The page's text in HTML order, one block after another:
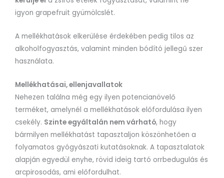
igyon grapefruit gyümölcslét.
A mellékhatások elkerülése érdekében pedig tilos az
alkoholfogyasztás, valamint minden bódító jellegű szer
használata.
Mellékhatásai, ellenjavallatok
Nehezen találna még egy ilyen potencianövelő
terméket, amelynél a mellékhatások előfordulása ilyen
csekély. Szinte egyáltalán nem várható, hogy
bármilyen mellékhatást tapasztaljon köszönhetően a
folyamatos gyógyászati kutatásoknak. A tapasztalatok
alapján egyedül enyhe, rövid ideig tartó orrbedugulás és
arcpirosodás, ami előfordulhat.